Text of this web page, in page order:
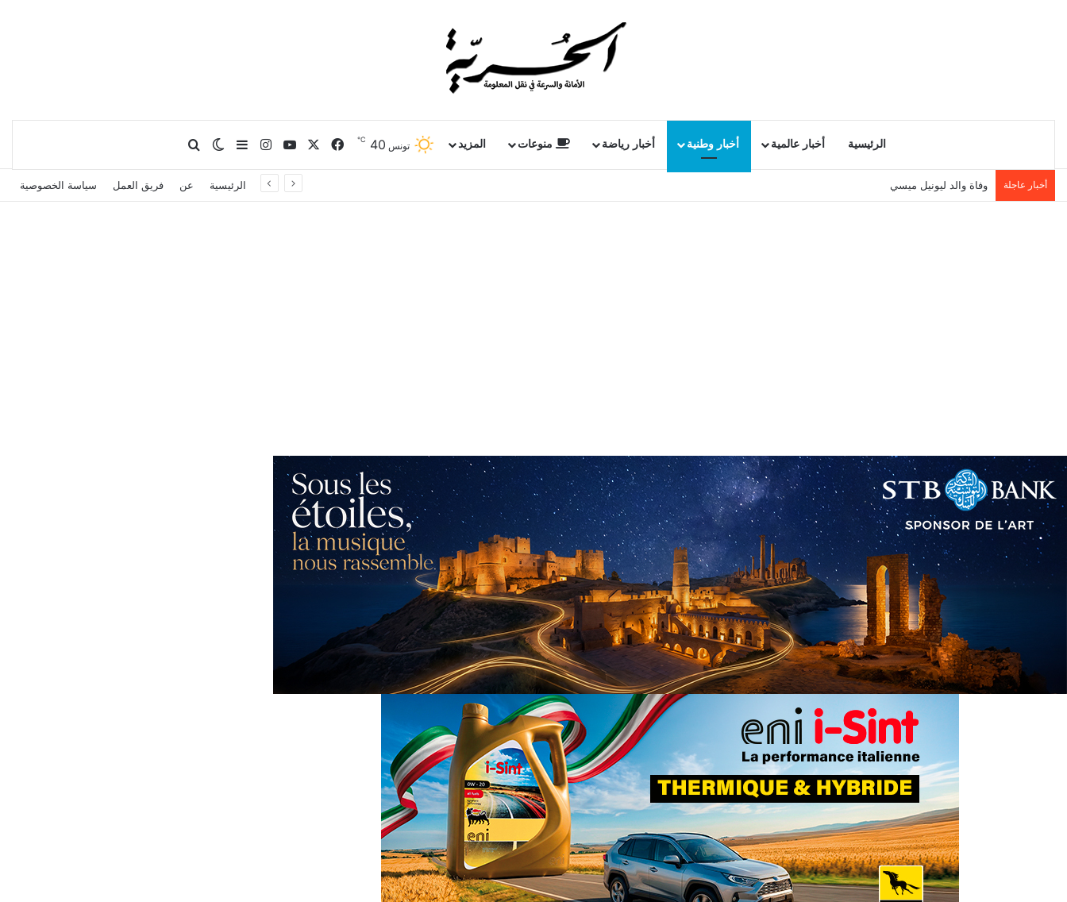
الرئيسية أخبار عالمية أخبار وطنية أخبار رياضة منوعات المزيد تونس 40
℃ فيسبوك يوتيوبانستقرامإضافة عمود جانبي
الوضع المظلم
بحث عن
أخبار عاجلة وفاة والد ليونيل ميسي الرئيسية عن فريق العمل سياسة الخصوصية